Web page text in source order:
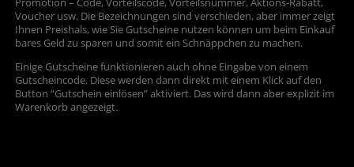
Promotion – Code, Vorteilscode, Vorteilsnummer, Aktions-Rabatt,
Voucher usw. Die Bezeichnungen sind verschieden, aber immer zeigt
Ihnen Preishals, wie Sie Gutscheine nutzen können um beim Einkauf
bares Geld zu sparen und somit ein Schnäppchen zu machen.
Einige Gutscheine funktionieren auch ohne Eingabe von einem
Gutscheincode. Diese werden dann direkt mit einem Klick auf den
Button “Gutschein einlösen” aktiviert. Das wird dann aber explizit im
Warenkorb angezeigt.